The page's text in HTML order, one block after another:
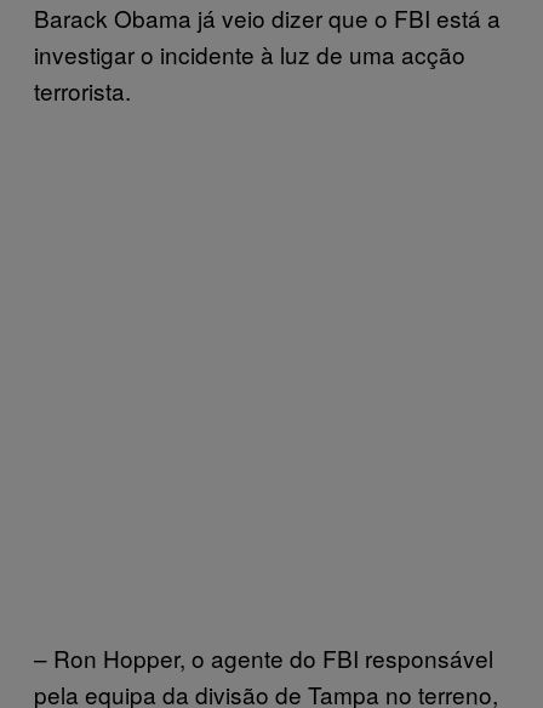
Barack Obama já veio dizer que o FBI está a
investigar o incidente à luz de uma acção
terrorista.
– Ron Hopper, o agente do FBI responsável
pela equipa da divisão de Tampa no terreno,